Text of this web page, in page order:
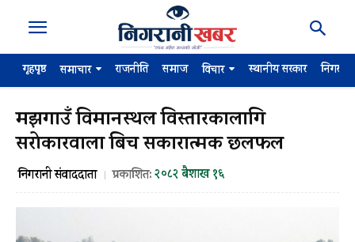
गृहपृष्ठ समाचार राजनीति समाज विचार स्थानीय सरकार
मझगाउँ विमानस्थल विस्तारकालागि
सरोकारवाला बिच सकारात्मक छलफल
निगरानी संवाददाता प्रकाशित:२०८२ बैशाख १६